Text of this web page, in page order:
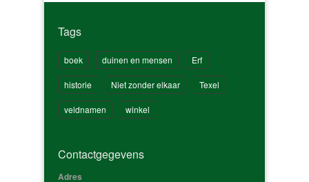
Tags
boek duinen en mensen Erf
historie Niet zonder elkaar Texel
veldnamen winkel
Contactgegevens
Adres